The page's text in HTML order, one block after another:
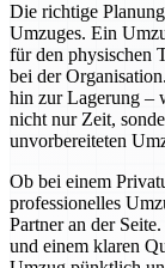
Die richtige
Umzuges. Ein
für den physischen
bei der
hin zur Lagerung –
nicht nur Zeit,
unvorbereiteten
Ob bei einem
professionelles
Partner an der
und einem klaren